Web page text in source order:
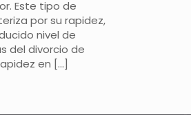
Este tipo de
por su rapidez,
nivel de
del divorcio de
en […]